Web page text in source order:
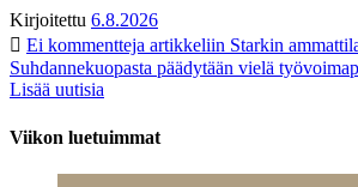
Kirjoitettu 6.8.2026
Ei kommentteja artikkeliin Starkin
Suhdannekuopasta päädytään vielä
Lisää uutisia
Viikon luetuimmat